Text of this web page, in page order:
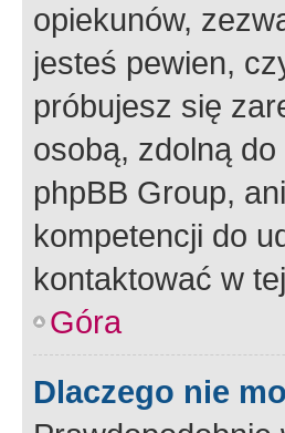
opiekunów,
jesteś pewien,
próbujesz się
osobą, zdolną
phpBB Group,
kompetencji do
kontaktować w
Góra
Dlaczego nie